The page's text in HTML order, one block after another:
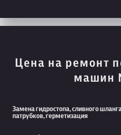
Цена на ремонт
машин
Замена гидростопа, сливного
патрубков, герметизация